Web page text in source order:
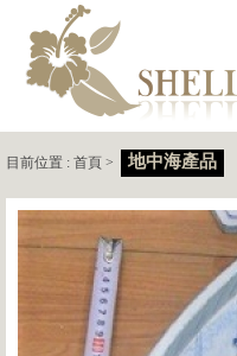
目前位置 : 首頁 > 地中海產品